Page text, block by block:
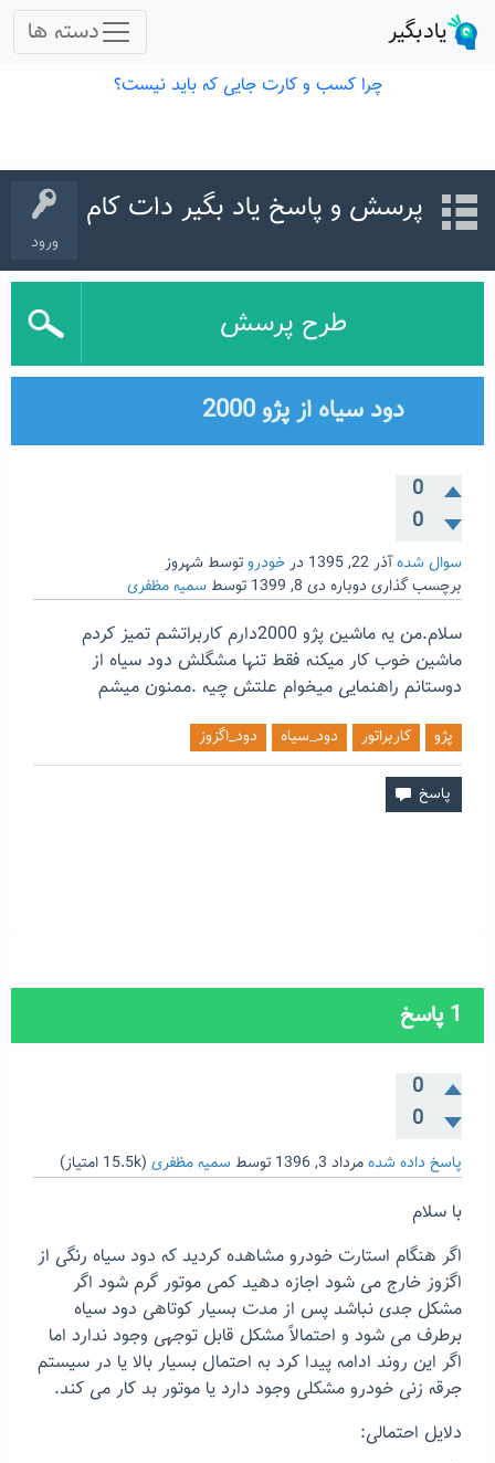
ورود
پرسش و پاسخ یاد بگیر دات کام
طرح پرسش
دود سیاه از پژو 2000
0
0
سوال شدهآذر 22, 1395 درخودروتوسط شهروز
برچسب گذاری دوباره دی 8, 1399 توسط سمیه مظفری
سلام.من یه ماشین پژو 2000دارم کاربراتشم تمیز کردم
ماشین خوب کار میکنه فقط تنها مشگلش دود سیاه از
دوستانم راهنمایی میخوام علتش چیه .ممنون میشم
پژو کاربراتور دود_سیاه دود_اگزوز
1پاسخ
0
0
پاسخ داده شدهمرداد 3, 1396 توسط سمیه مظفری (
15.5k امتیاز)
با سلام
اگر هنگام استارت خودرو مشاهده کردید که دود سیاه رنگی از
اگزوز خارج می شود اجازه دهید کمی موتور گرم شود اگر
مشکل جدی نباشد پس از مدت بسیار کوتاهی دود سیاه
برطرف می شود و احتمالاً مشکل قابل توجهی وجود ندارد اما
اگر این روند ادامه پیدا کرد به احتمال بسیار بالا یا در سیستم
جرقه زنی خودرو مشکلی وجود دارد یا موتور بد کار می کند.
دلایل احتمالی: